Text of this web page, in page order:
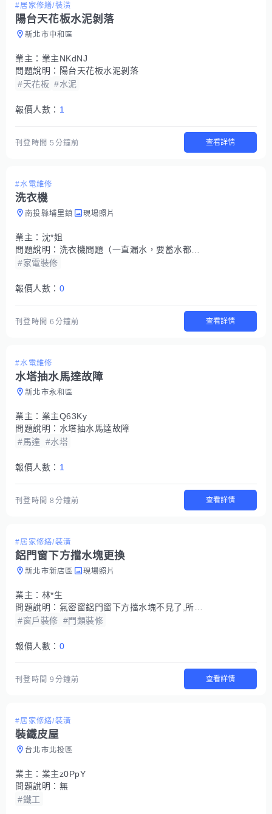
#居家修繕/裝潢
陽台天花板水泥剝落
新北市中和區
業主： 業主NKdNJ
問題說明： 陽台天花板水泥剝落
#天花板 #水泥
報價人數： 1
刊登時間5分鐘前 查看詳情
#水電維修
洗衣機
南投縣埔里鎮 現場照片
業主： 沈*姐
問題說明： 洗衣機問題（一直漏水，要蓄水都蓄不了）
#家電裝修
報價人數： 0
刊登時間6分鐘前 查看詳情
#水電維修
水塔抽水馬達故障
新北市永和區
業主： 業主Q63Ky
問題說明： 水塔抽水馬達故障
#馬達
#水塔
報價人數： 1
刊登時間8分鐘前 查看詳情
#居家修繕/裝潢
鋁門窗下方擋水塊更換
新北市新店區 現場照片
業主： 林*生
問題說明： 氣密窗鋁門窗下方擋水塊不見了,所以需要更換,但我已買擋水塊
#窗戶裝修 #門類裝修
報價人數： 0
刊登時間9分鐘前 查看詳情
#居家修繕/裝潢
裝鐵皮屋
台北市北投區
業主： 業主z0PpY
問題說明： 無
#鐵工